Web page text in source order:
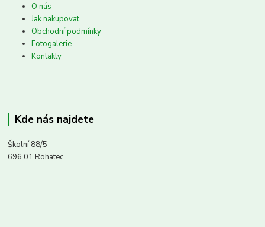
O nás
Jak nakupovat
Obchodní podmínky
Fotogalerie
Kontakty
Kde nás najdete
Školní 88/5
696 01 Rohatec